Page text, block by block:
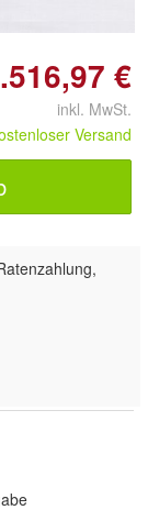
€
inkl. MwSt.
Versand